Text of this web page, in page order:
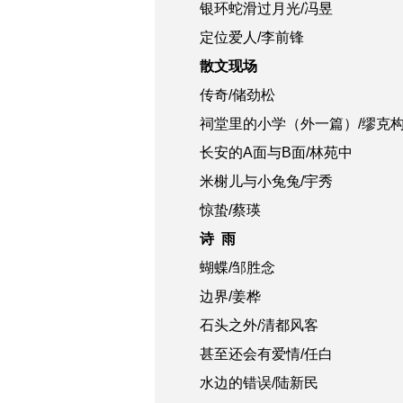
银环蛇滑过月光/冯昱
定位爱人/李前锋
散文现场
传奇/储劲松
祠堂里的小学（外一篇）/缪克
长安的A面与B面/林苑中
米榭儿与小兔兔/宇秀
惊蛰/蔡瑛
诗 雨
蝴蝶/邹胜念
边界/姜桦
石头之外/清都风客
甚至还会有爱情/任白
水边的错误/陆新民